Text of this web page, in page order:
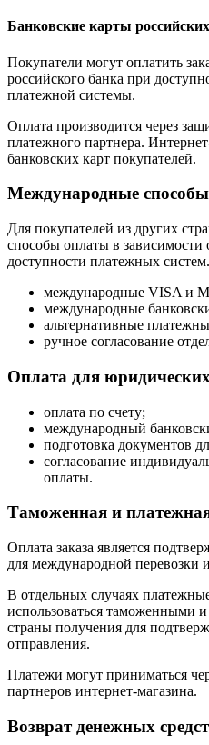
Банковские карты
Покупатели могут оплатить
российского банка при
платежной системы.
Оплата производится через
платежного партнера.
банковских карт покупателей.
Международные
Для покупателей из других
способы оплаты в зависимости
доступности платежных систем.
международные VISA и
международные
альтернативные
ручное согласование
Оплата для
оплата по счету;
международный
подготовка документов
согласование
оплаты.
Таможенная и
Оплата заказа является
для международной перевозки
В отдельных случаях
использоваться таможенными
страны получения для
отправления.
Платежи могут приниматься
партнеров интернет-магазина.
Возврат денежных